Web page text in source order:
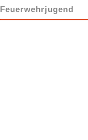
Feuerwehrjugend